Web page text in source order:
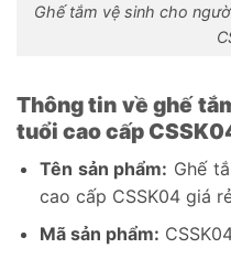
Ghế tắm vệ sinh cho
Thông tin về ghế
tuổi cao cấp
Tên sản phẩm: Ghế
cao cấp CSSK04 giá
Mã sản phẩm: